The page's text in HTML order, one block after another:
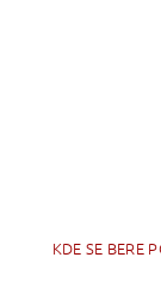
KDE SE BERE